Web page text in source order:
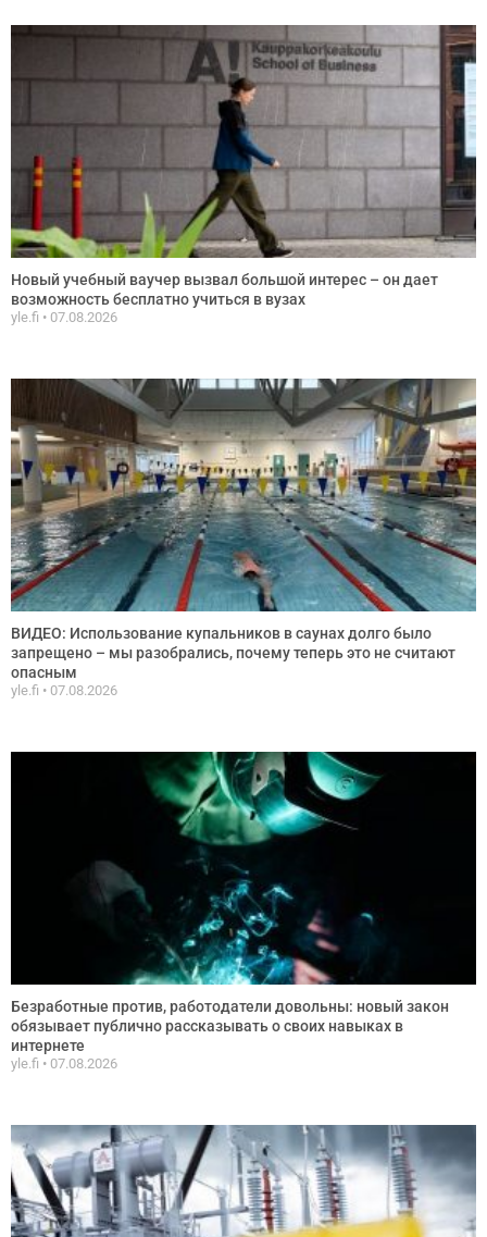
Новый учебный ваучер вызвал большой интерес – он дает
возможность бесплатно учиться в вузах
yle.fi 07.08.2026
ВИДЕО: Использование купальников в саунах долго было
запрещено – мы разобрались, почему теперь это не считают
опасным
yle.fi 07.08.2026
Безработные против, работодатели довольны: новый закон
обязывает публично рассказывать о своих навыках в
интернете
yle.fi 07.08.2026